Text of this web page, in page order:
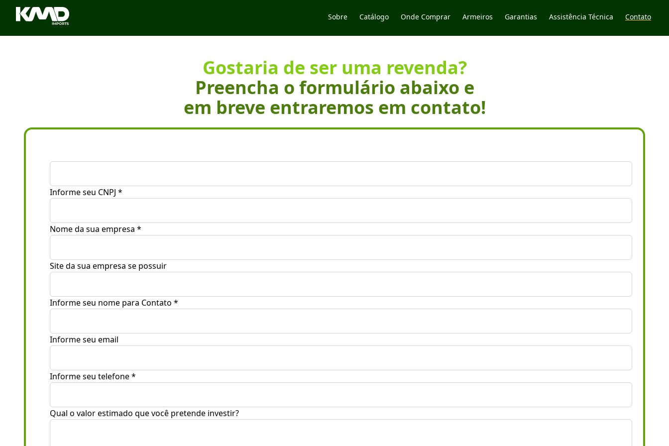
Sobre Catálogo Onde Comprar Armeiros Garantias Assistência Técnica Contato
Gostaria de ser uma revenda?
Preencha o formulário abaixo e
em breve entraremos em contato!
Informe seu CNPJ
Nome da sua empresa
Site da sua empresa se possuir
Informe seu nome para Contato
Informe seu email
Informe seu telefone
Qual o valor estimado que você pretende investir?